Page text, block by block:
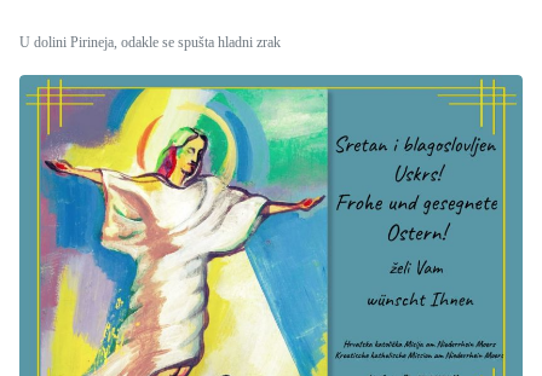
U dolini Pirineja, odakle se spušta hladni zrak